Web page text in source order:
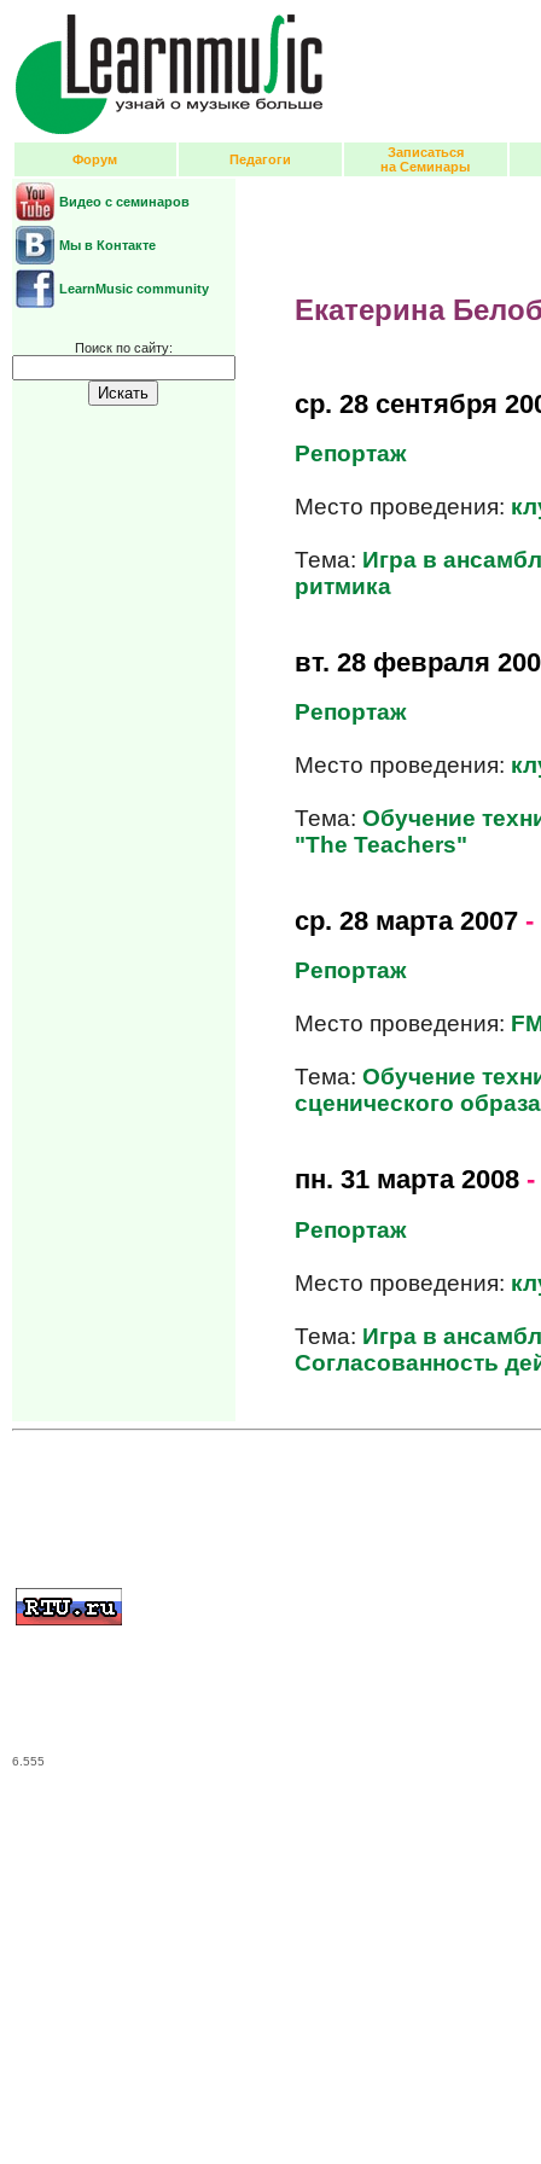
Форум Педагоги
Записаться
на Семинары
Видео с семинаров
Мы в Контакте
LearnMusic community
Поиск по сайту:
Екатерина
ср. 28 сентября
Репортаж
Место проведения:
Тема: Игра в
ритмика
вт. 28 февраля
Репортаж
Место проведения:
Тема:Обучение
"The Teachers"
ср. 28 марта 2007 -
Репортаж
Место проведения:
Тема:Обучение
сценического
пн. 31 марта 2008
Репортаж
Место проведения:
Тема: Игра в
Согласованность
6.555